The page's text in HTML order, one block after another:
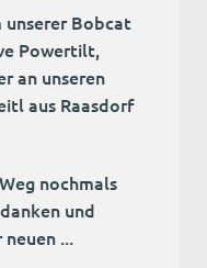
unserer Bobcat
Powertilt,
an unseren
aus Raasdorf
nochmals
und
...